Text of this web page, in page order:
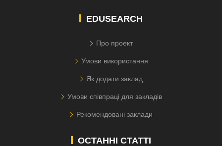
EDUSEARCH
Про проект
Умови використання
Як додати заклад
Умови співпраці для закладів
Рекомендовані заклади
ОСТАННІ СТАТТІ